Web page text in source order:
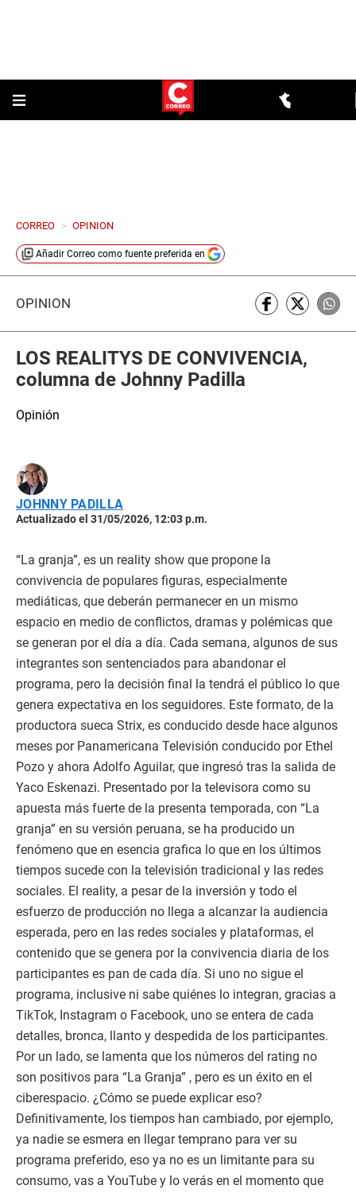
CORREO > OPINION
Añadir Correo como fuente preferida en
OPINIÓN
LOS REALITYS DE CONVIVENCIA,
columna de Johnny Padilla
Opinión
JOHNNY PADILLA
Actualizado el 31/05/2026, 12:03 p.m.
“La granja”, es un reality show que propone la
convivencia de populares figuras, especialmente
mediáticas, que deberán permanecer en un mismo
espacio en medio de conflictos, dramas y polémicas que
se generan por el día a día. Cada semana, algunos de sus
integrantes son sentenciados para abandonar el
programa, pero la decisión final la tendrá el público lo que
genera expectativa en los seguidores. Este formato, de la
productora sueca Strix, es conducido desde hace algunos
meses por Panamericana Televisión conducido por Ethel
Pozo y ahora Adolfo Aguilar, que ingresó tras la salida de
Yaco Eskenazi. Presentado por la televisora como su
apuesta más fuerte de la presenta temporada, con “La
granja” en su versión peruana, se ha producido un
fenómeno que en esencia grafica lo que en los últimos
tiempos sucede con la televisión tradicional y las redes
sociales. El reality, a pesar de la inversión y todo el
esfuerzo de producción no llega a alcanzar la audiencia
esperada, pero en las redes sociales y plataformas, el
contenido que se genera por la convivencia diaria de los
participantes es pan de cada día. Si uno no sigue el
programa, inclusive ni sabe quiénes lo integran, gracias a
TikTok, Instagram o Facebook, uno se entera de cada
detalles, bronca, llanto y despedida de los participantes.
Por un lado, se lamenta que los números del rating no
son positivos para “La Granja” , pero es un éxito en el
ciberespacio. ¿Cómo se puede explicar eso?
Definitivamente, los tiempos han cambiado, por ejemplo,
ya nadie se esmera en llegar temprano para ver su
programa preferido, eso ya no es un limitante para su
consumo, vas a YouTube y lo verás en el momento que